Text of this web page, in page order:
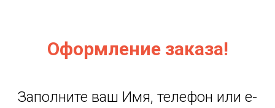
Оформление заказа!
Заполните ваш Имя, телефон или e-